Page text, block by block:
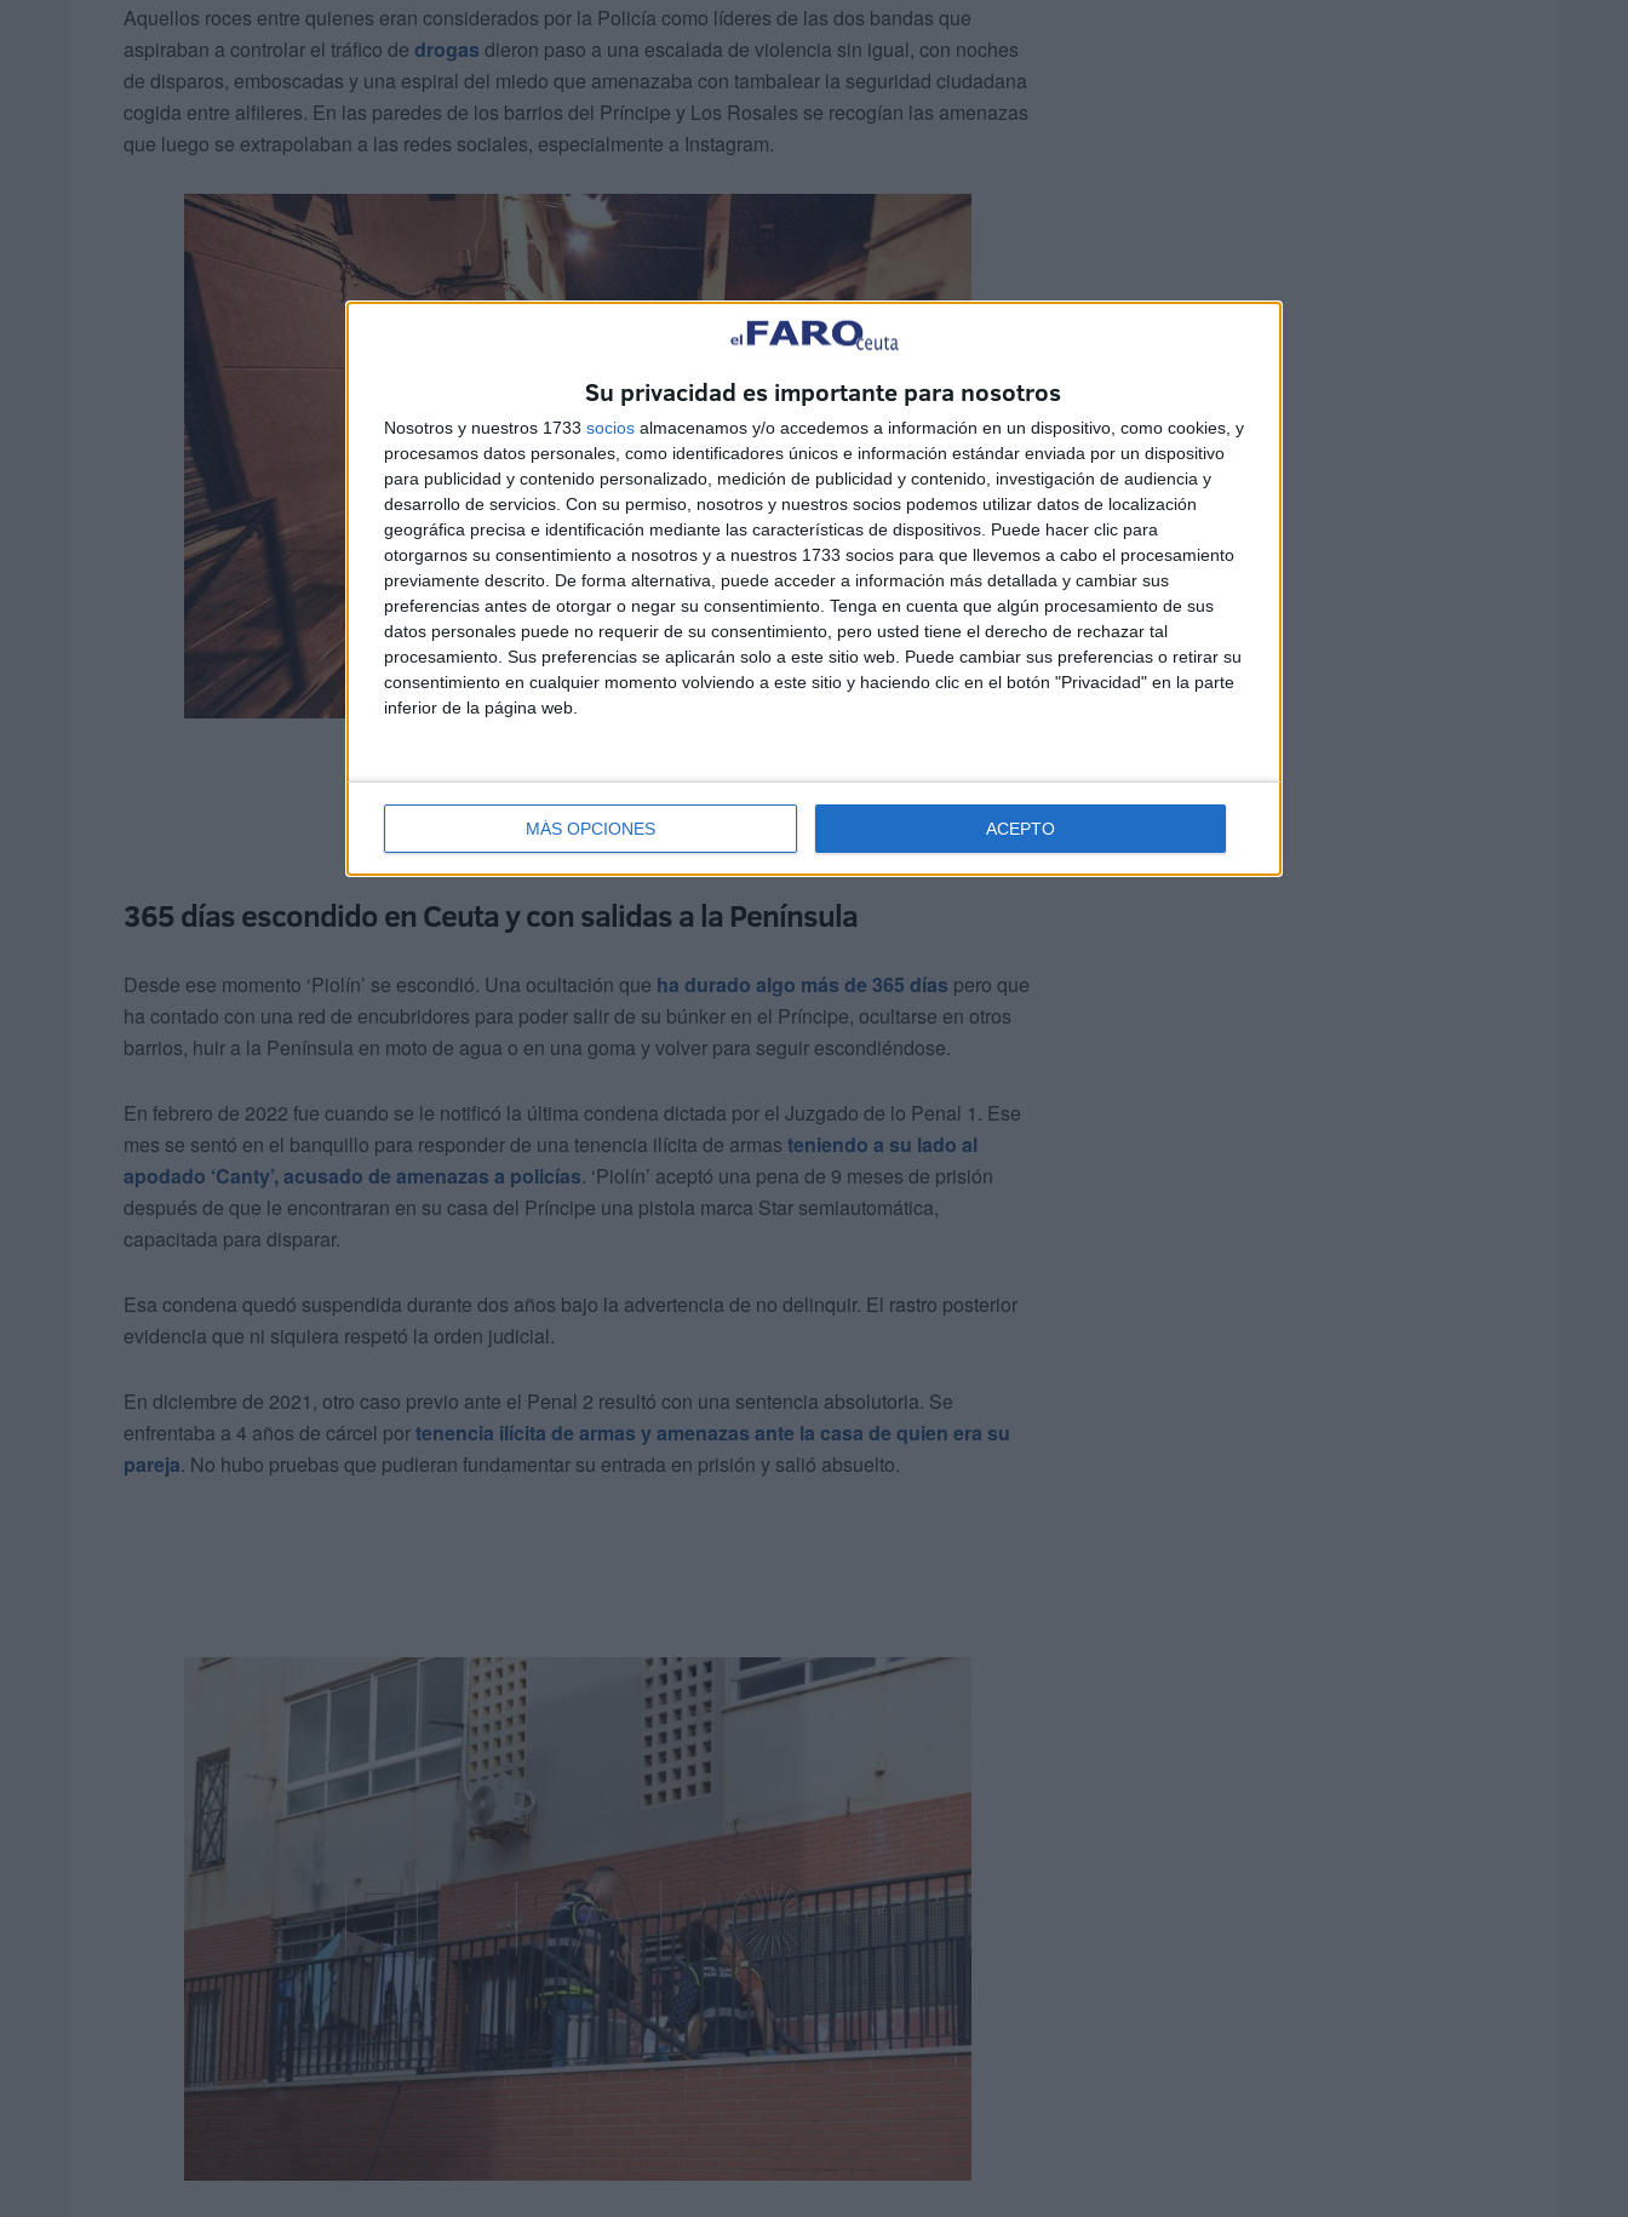
Su privacidad es importante para nosotros
Nosotros y nuestros 1733 socios almacenamos y/o accedemos a información en un dispositivo, como cookies, y
procesamos datos personales, como identificadores únicos e información estándar enviada por un dispositivo
para publicidad y contenido personalizado, medición de publicidad y contenido, investigación de audiencia y
desarrollo de servicios. Con su permiso, nosotros y nuestros socios podemos utilizar datos de localización
geográfica precisa e identificación mediante las características de dispositivos. Puede hacer clic para
otorgarnos su consentimiento a nosotros y a nuestros 1733 socios para que llevemos a cabo el procesamiento
previamente descrito. De forma alternativa, puede acceder a información más detallada y cambiar sus
preferencias antes de otorgar o negar su consentimiento. Tenga en cuenta que algún procesamiento de sus
datos personales puede no requerir de su consentimiento, pero usted tiene el derecho de rechazar tal
procesamiento. Sus preferencias se aplicarán solo a este sitio web. Puede cambiar sus preferencias o retirar su
consentimiento en cualquier momento volviendo a este sitio y haciendo clic en el botón "Privacidad" en la parte
inferior de la página web.
MÁS OPCIONES ACEPTO
Aquellos roces entre quienes eran considerados por la Policía como líderes de las dos bandas que
aspiraban a controlar el tráfico de drogas dieron paso a una escalada de violencia sin igual, con noches
de disparos, emboscadas y una espiral del miedo que amenazaba con tambalear la seguridad ciudadana
cogida entre alfileres. En las paredes de los barrios del Príncipe y Los Rosales se recogían las amenazas
que luego se extrapolaban a las redes sociales, especialmente a Instagram.
365 días escondido en Ceuta y con salidas a la Península
Desde ese momento ‘Piolín’ se escondió. Una ocultación que ha durado algo más de 365 días pero que
ha contado con una red de encubridores para poder salir de su búnker en el Príncipe, ocultarse en otros
barrios, huir a la Península en moto de agua o en una goma y volver para seguir escondiéndose.
En febrero de 2022 fue cuando se le notificó la última condena dictada por el Juzgado de lo Penal 1. Ese
mes se sentó en el banquillo para responder de una tenencia ilícita de armas teniendo a su lado al
apodado ‘Canty’, acusado de amenazas a policías. ‘Piolín’ aceptó una pena de 9 meses de prisión
después de que le encontraran en su casa del Príncipe una pistola marca Star semiautomática,
capacitada para disparar.
Esa condena quedó suspendida durante dos años bajo la advertencia de no delinquir. El rastro posterior
evidencia que ni siquiera respetó la orden judicial.
En diciembre de 2021, otro caso previo ante el Penal 2 resultó con una sentencia absolutoria. Se
enfrentaba a 4 años de cárcel portenencia ilícita de armas y amenazas ante la casa de quien era su
pareja. No hubo pruebas que pudieran fundamentar su entrada en prisión y salió absuelto.